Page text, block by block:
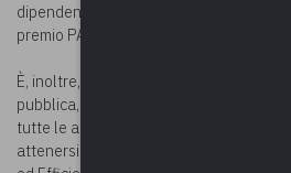
dipendenti pubblici; incentivi e
premio PA per l’uso efficiente
È, inoltre, in corso, da parte del
pubblica, l’invio, in collaborazione con
tutte le amministrazioni pubbliche con
attenersi alle indicazioni contenute